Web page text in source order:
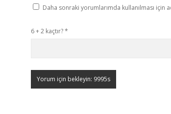
Daha sonraki yorumlarımda kullanılması için
6 + 2 kaçtır?*